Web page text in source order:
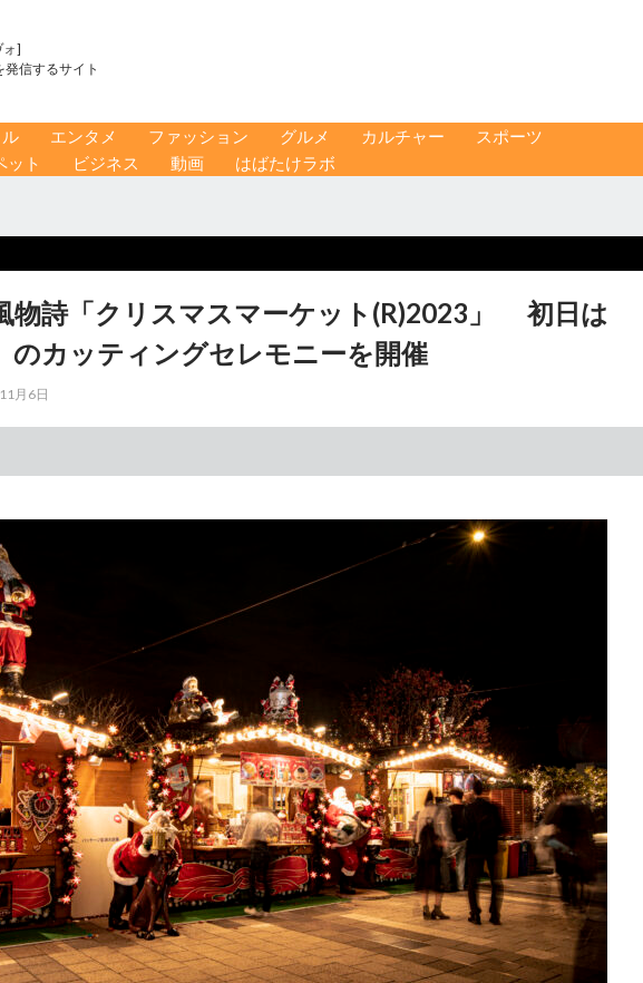
ォ]
信するサイト
エンタメ ファッション グルメ カルチャー
スポーツ
ット ビジネス 動画 はばたけラボ
物詩「クリスマスマーケット(R)2023」 初日は
のカッティングセレモニーを開催
月6日